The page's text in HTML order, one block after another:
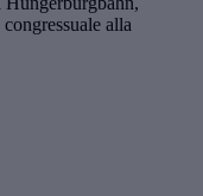
alla